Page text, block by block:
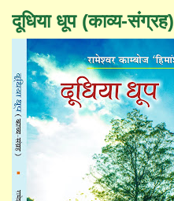
दूधिया धूप (काव्य-संग्रह)